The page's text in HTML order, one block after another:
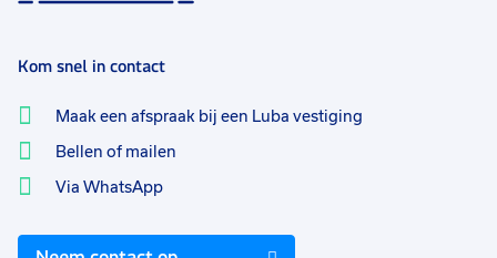
Kom snel in contact
Maak een afspraak bij een Luba vestiging
Bellen of mailen
Via WhatsApp